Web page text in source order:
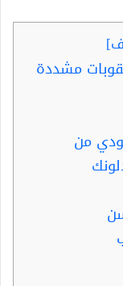
]
بدون تصريح 2023..عقوبات مشددة
من